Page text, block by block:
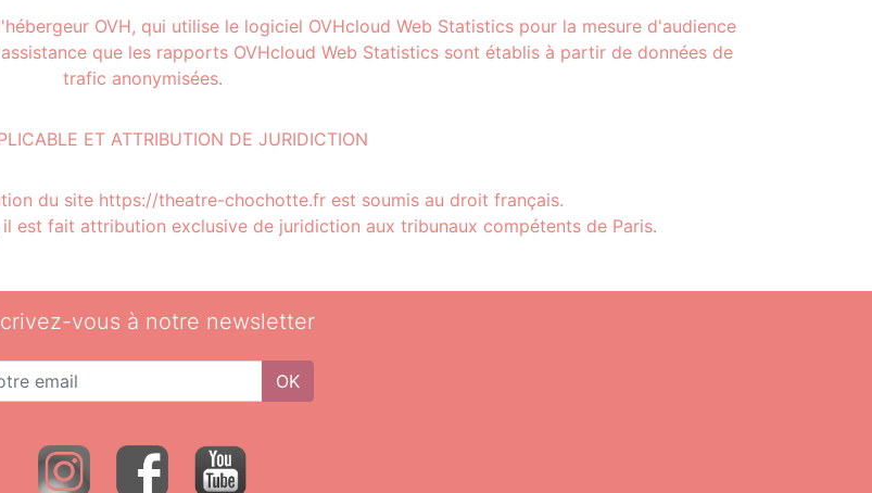
OVH, qui utilise le logiciel OVHcloud Web Statistics pour la mesure d'audience
que les rapports OVHcloud Web Statistics sont établis à partir de données de
trafic anonymisées.
ET ATTRIBUTION DE JURIDICTION
du site https://theatre-chochotte.fr est soumis au droit français.
est fait attribution exclusive de juridiction aux tribunaux compétents de Paris.
vous à notre newsletter
OK